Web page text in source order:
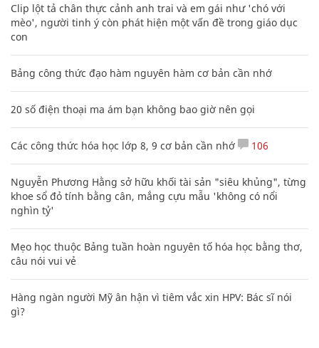
Clip lột tả chân thực cảnh anh trai và em gái như 'chó với
mèo', người tinh ý còn phát hiện một vấn đề trong giáo dục
con
Bảng công thức đạo hàm nguyên hàm cơ bản cần nhớ
20 số điện thoại ma ám bạn không bao giờ nên gọi
Các công thức hóa học lớp 8, 9 cơ bản cần nhớ 106
Nguyễn Phương Hằng sở hữu khối tài sản "siêu khủng", từng
khoe sổ đỏ tính bằng cân, mắng cựu mẫu 'không có nổi
nghìn tỷ'
Mẹo học thuộc Bảng tuần hoàn nguyên tố hóa học bằng thơ,
câu nói vui vẻ
Hàng ngàn người Mỹ ân hận vì tiêm vắc xin HPV: Bác sĩ nói
gì?